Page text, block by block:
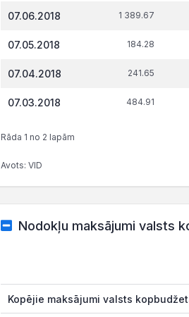
07.06.2018 1 389.67
07.05.2018 184.28
07.04.2018 241.65
07.03.2018 484.91
Rāda 1 no 2 lapām
Avots: VID
Nodokļu maksājumi valsts
Kopējie maksājumi valsts